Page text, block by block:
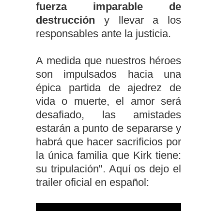
fuerza imparable de
destrucción y llevar a los
responsables ante la justicia.
A medida que nuestros héroes
son impulsados hacia una
épica partida de ajedrez de
vida o muerte, el amor será
desafiado, las amistades
estarán a punto de separarse y
habrá que hacer sacrificios por
la única familia que Kirk tiene:
su tripulación". Aquí os dejo el
trailer oficial en español: